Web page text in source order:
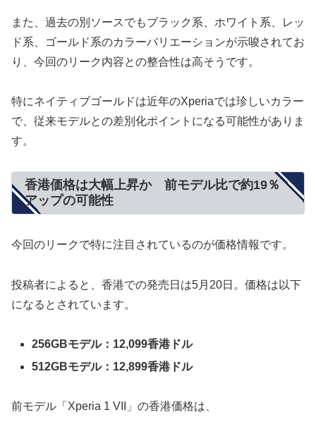
また、過去の別ソースでもブラック系、ホワイト系、レッ
ド系、ゴールド系のカラーバリエーションが示唆されてお
り、今回のリーク内容との整合性は高そうです。
特にネイティブゴールドは近年のXperiaでは珍しいカラー
で、従来モデルとの差別化ポイントになる可能性がありま
す。
香港価格は大幅上昇か 前モデル比で約19％
アップの可能性
今回のリークで特に注目されているのが価格情報です。
投稿者によると、香港での発売日は5月20日。価格は以下
になるとされています。
256GBモデル：12,099香港ドル
512GBモデル：12,899香港ドル
前モデル「Xperia 1 VII」の香港価格は、